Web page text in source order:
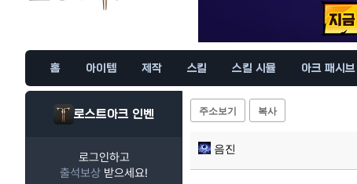
홈 아이템 제작 스킬 스킬 시뮬 아크 패시브
로스트아크 인벤
로그인하고
출석보상 받으세요!
주소보기 복사
음진